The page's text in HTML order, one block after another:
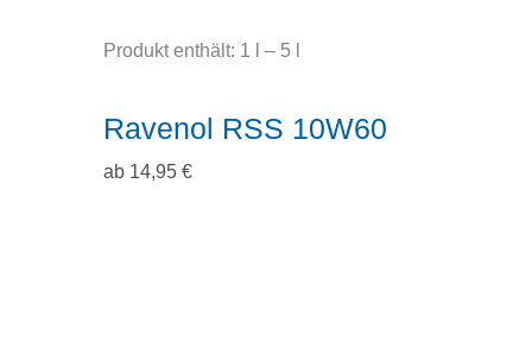
Produkt enthält: 1 – 5
Ravenol RSS 10W60
ab 14,95 €